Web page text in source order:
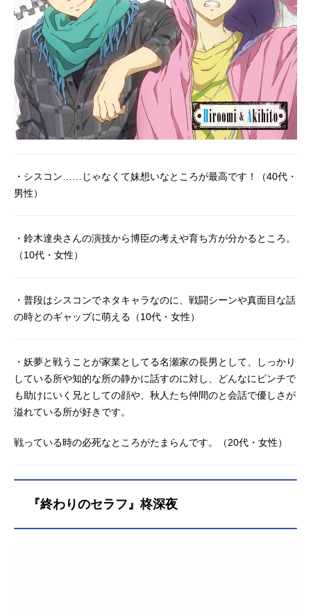
・シスコン……じゃなくて妹想いなところが最高です！（40代・
男性）
・鈴木達央さんの演技から博臣の考えや育ち方が分かるところ。
（10代・女性）
・普段はシスコンでネタキャラなのに、戦闘シーンや真面目な話
の時とのギャップに萌える（10代・女性）
・妖夢と戦うことが家業としてる名瀬家の長男として、しっかり
している所や知的な所の静かに話すのに対し、どんなにピンチで
も助けにいく兄としての顔や、秋人たち仲間のと会話で優しさが
溢れている所が好きです。
戦っている時の必死なところがたまらんです。（20代・女性）
『終わりのセラフ』柊深夜